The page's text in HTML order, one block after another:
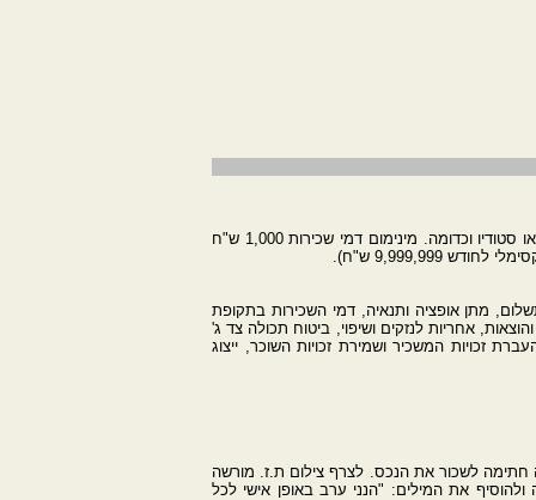
המחולל מיועד לעסקת שכירות נכס מסחרי למטרה עסקית, חנות, קליניקה, משרד, מחסן, אולם, מבנה תעשיה, בית מלאכה, מרתף או סטודיו וכדומה. מינימום דמי שכירות 1,000 ש"ח
ש"ח).
מתן אופציה ותנאיה, דמי השכירות בתקופת
אחריות לנזקים ושיפוי, ביטוח תכולה צד ג'
זכויות המשכיר ושמירת זכויות השוכר, ייצוג
חתימה לשכור את הנכס. לצרף צילום ת.ז. מורשה
את המילים: "הנני ערב באופן אישי לכל